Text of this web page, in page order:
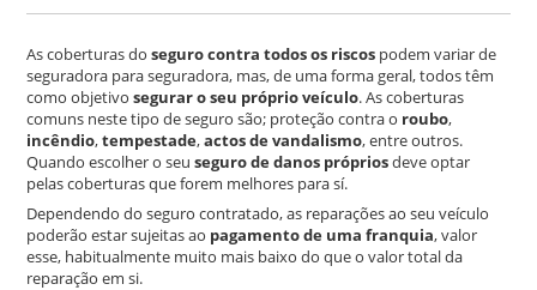
As coberturas doseguro contra todos os riscos podem variar de
seguradora para seguradora, mas, de uma forma geral, todos têm
como objetivosegurar o seu próprio veículo. As coberturas
comuns neste tipo de seguro são; proteção contra o roubo,
incêndio,tempestade,actos devandalismo, entre outros.
Quando escolher o seuseguro de danos própriosdeve optar
pelas coberturas que forem melhores para sí.
Dependendo do seguro contratado, as reparações ao seu veículo
poderão estar sujeitas ao pagamento de uma franquia, valor
esse, habitualmente muito mais baixo do que o valor total da
reparação em si.